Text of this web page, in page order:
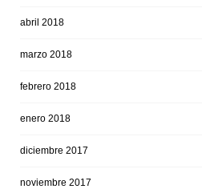
abril 2018
marzo 2018
febrero 2018
enero 2018
diciembre 2017
noviembre 2017